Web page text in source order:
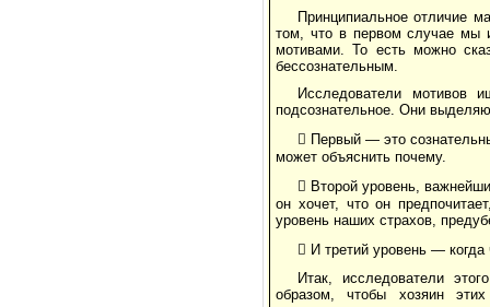
Принципиальное отличие
том, что в первом случае мы
мотивами. То есть можно
бессознательным.
Исследователи мотивов
подсознательное. Они
 Первый — это
может объяснить почему.
 Второй уровень,
он хочет, что он
уровень наших страхов,
 И третий уровень — когда
Итак, исследователи
образом, чтобы хозяин